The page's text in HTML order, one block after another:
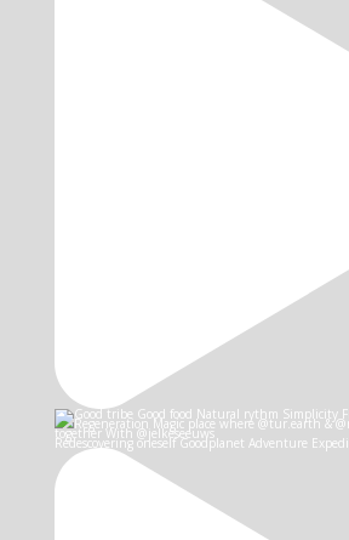
Redescovering oneself Goodplanet Adventure Expedi